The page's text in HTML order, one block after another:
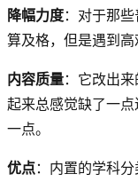
降幅力度：对于那
算及格，但是遇到高
内容质量：它改出
起来总感觉缺了一
一点。
优点：内置的学科